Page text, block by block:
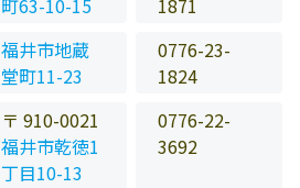
町63-10-15
1871
福井市地蔵
堂町11-23
0776-23-
1824
〒 910-0021
福井市乾徳1
丁目10-13
0776-22-
3692